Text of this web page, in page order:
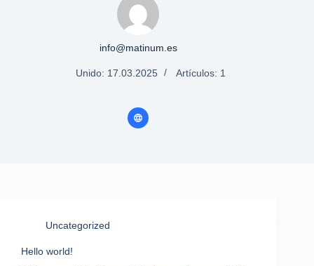
info@matinum.es
Unido: 17.03.2025 Artículos: 1
Uncategorized
Hello world!